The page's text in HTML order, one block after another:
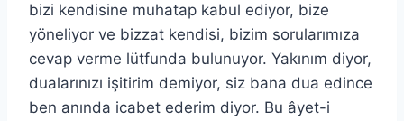
bizi kendisine muhatap kabul ediyor, bize
yöneliyor ve bizzat kendisi, bizim sorularımıza
cevap verme lütfunda bulunuyor. Yakınım diyor,
dualarınızı işitirim demiyor, siz bana dua edince
ben anında icabet ederim diyor. Bu âyet-i